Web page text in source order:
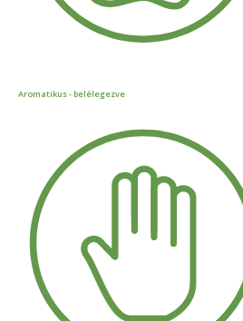
Aromatikus - belélegezve